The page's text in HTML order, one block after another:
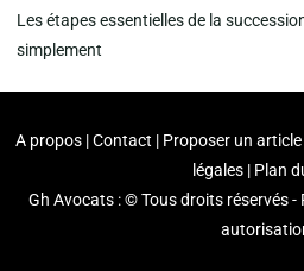
Les étapes essentielles de la
simplement
A propos | Contact | Proposer un
légales | Plan
Gh Avocats : © Tous droits réservés